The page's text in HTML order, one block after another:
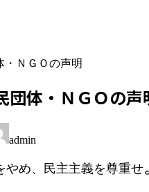
・ＮＧＯの声明
団体・ＮＧＯの声
admin
やめ、民主主義を尊重せ